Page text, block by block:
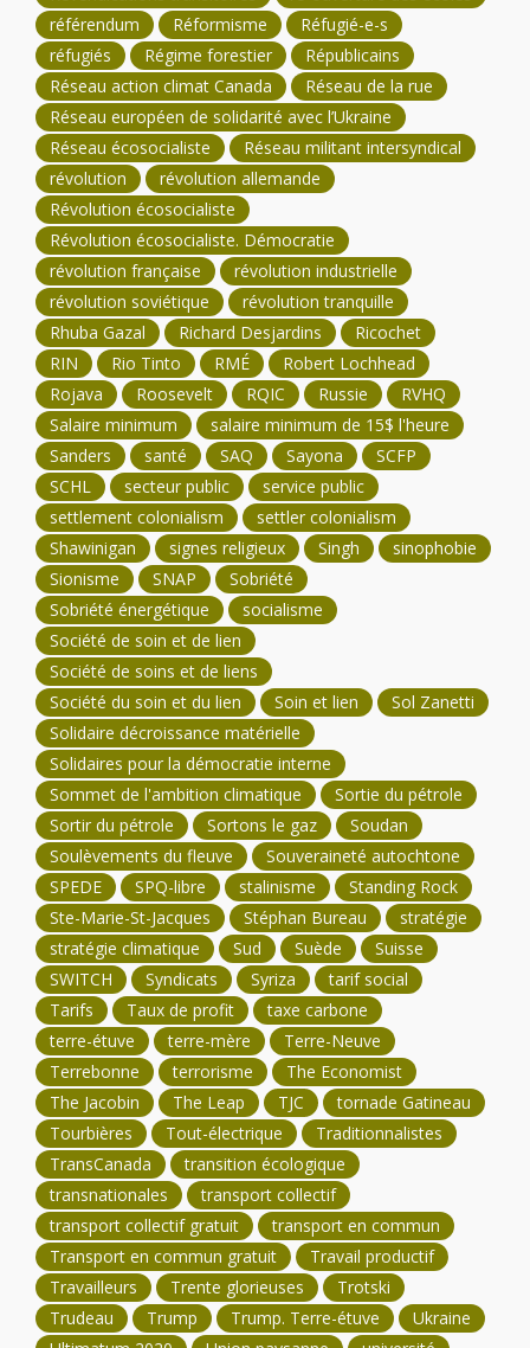
référendum
Réformisme
Réfugié-e-s
réfugiés
Régime forestier
Républicains
Réseau action climat Canada
Réseau de la rue
Réseau européen de solidarité avec l’Ukraine
Réseau écosocialiste
Réseau militant intersyndical
révolution
révolution allemande
Révolution écosocialiste
Révolution écosocialiste. Démocratie
révolution française
révolution industrielle
révolution soviétique
révolution tranquille
Rhuba Gazal
Richard Desjardins
Ricochet
RIN
Rio Tinto RMÉ
Robert Lochhead
Rojava
Roosevelt RQIC Russie
RVHQ
Salaire minimum
salaire minimum de 15$ l'heure
Sanders
santé SAQ Sayona
SCFP
SCHL
secteur public
service public
settlement colonialism
settler colonialism
Shawinigan
signes religieux Singh
sinophobie
Sionisme
SNAP
Sobriété
Sobriété énergétique
socialisme
Société de soin et de lien
Société de soins et de liens
Société du soin et du lien
Soin et lien
Sol Zanetti
Solidaire décroissance matérielle
Solidaires pour la démocratie interne
Sommet de l'ambition climatique
Sortie du pétrole
Sortir du pétrole
Sortons le gaz
Soudan
Soulèvements du fleuve
Souveraineté autochtone
SPEDE
SPQ-libre stalinisme
Standing Rock
Ste-Marie-St-Jacques
Stéphan Bureau
stratégie
stratégie climatique
Sud Suède
Suisse
SWITCH
Syndicats Syriza
tarif social
Tarifs
Taux de profit
taxe carbone
terre-étuve
terre-mère
Terre-Neuve
Terrebonne
terrorisme
The Economist
The Jacobin
The Leap TJC
tornade Gatineau
Tourbières
Tout-électrique
Traditionnalistes
TransCanada
transition écologique
transnationales
transport collectif
transport collectif gratuit
transport en commun
Transport en commun gratuit
Travail productif
Travailleurs
Trente glorieuses
Trotski
Trudeau
Trump Trump. Terre-étuve
Ukraine